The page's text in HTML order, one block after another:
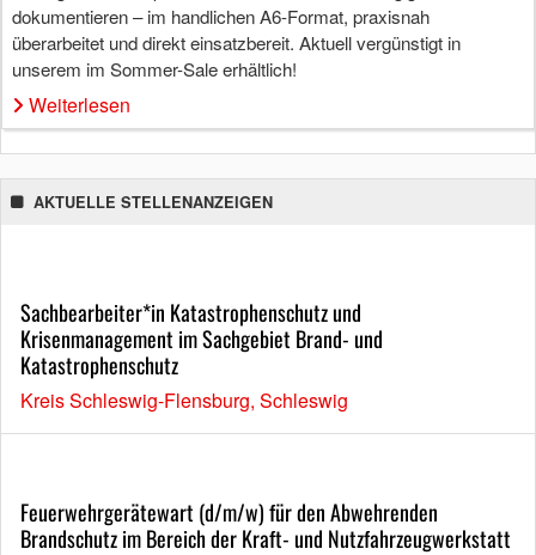
dokumentieren – im handlichen A6-Format, praxisnah
überarbeitet und direkt einsatzbereit. Aktuell vergünstigt in
unserem im Sommer-Sale erhältlich!
Weiterlesen
AKTUELLE STELLENANZEIGEN
Sachbearbeiter*in Katastrophenschutz und
Krisenmanagement im Sachgebiet Brand- und
Katastrophenschutz
Kreis Schleswig-Flensburg, Schleswig
Feuerwehrgerätewart (d/m/w) für den Abwehrenden
Brandschutz im Bereich der Kraft- und Nutzfahrzeugwerkstatt